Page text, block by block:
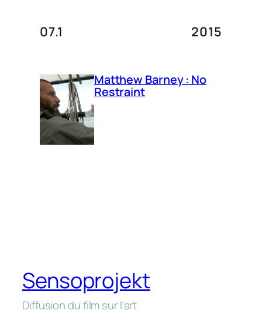
07.1 2015
Matthew Barney : No
Restraint
Sensoprojekt
Diffusion du film sur l'art